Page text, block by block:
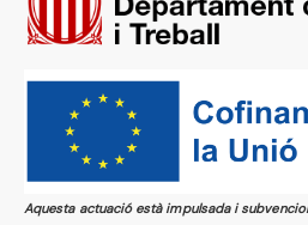
Aquesta actuació està impulsada i